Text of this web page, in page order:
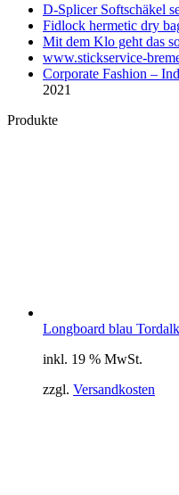
D-Splicer Softschäkel
Fidlock hermetic dry
Mit dem Klo geht das
www.stickservice-
Corporate Fashion –
2021
Produkte
Longboard blau Tordalk
inkl. 19 % MwSt.
zzgl. Versandkosten